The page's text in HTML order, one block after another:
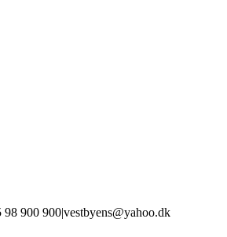
98 900 900|vestbyens@yahoo.dk